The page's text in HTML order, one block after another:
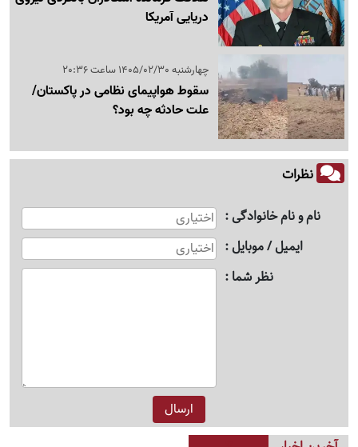
دریایی آمریکا
چهارشنبه 1405/02/30 ساعت 20:36
سقوط هواپیمای نظامی در پاکستان/
علت حادثه چه بود؟
نظرات
نام و نام خانوادگی
ایمیل / موبایل
نظر شما